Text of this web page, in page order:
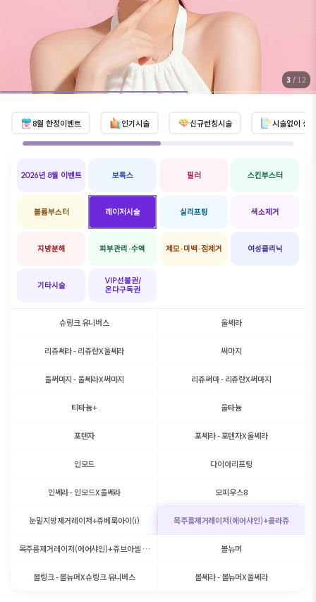
3 / 12
8월 한정이벤트 인기시술 신규런칭시술 시술없이 상
2026년 8월 이벤트 보톡스 필러 스킨부스터
볼륨부스터 레이저시술 실리프팅 색소제거
지방분해 피부관리·수액 제모·미백·점제거 여성클리닉
기타시술
VIP선불권/
온다구독권
슈링크 유니버스 울쎄라
리쥬쎄라 - 리쥬란X울쎄라 써마지
울써마지 - 울쎄라X써마지 리쥬써마 - 리쥬란X써마지
티타늄+ 울타늄
포텐자 포쎄라 - 포텐자X울쎄라
인모드 다이아리프팅
인쎄라 - 인모드X울쎄라 모피우스8
눈밑지방제거레이저+쥬베룩아이(i) 목주름제거레이저(에어샤인)+콜라쥬
목주름제거레이저(에어샤인)+쥬브아셀 8% 6CC 볼뉴머
볼링크 - 볼뉴머X슈링크 유니버스 볼쎄라 - 볼뉴머X울쎄라